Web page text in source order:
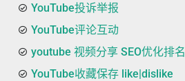
YouTube投诉举报
YouTube评论互动
youtube 视频分享 SEO优化排名
YouTube收藏保存 like|dislike